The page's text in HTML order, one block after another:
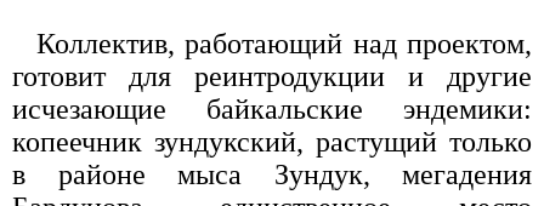
Коллектив, работающий над проектом,
готовит для реинтродукции и другие
исчезающие байкальские эндемики:
копеечник зундукский, растущий только
в районе мыса Зундук, мегадения